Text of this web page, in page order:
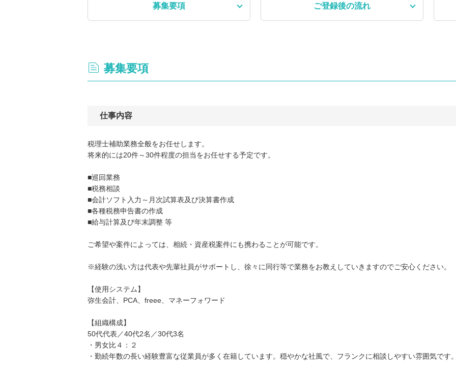
募集要項 ご登録後の流れ
募集要項
仕事内容
税理士補助業務全般をお任せします。
将来的には20件～30件程度の担当をお任せする予定です。
■巡回業務
■税務相談
■会計ソフト入力～月次試算表及び決算書作成
■各種税務申告書の作成
■給与計算及び年末調整 等
ご希望や案件によっては、相続・資産税案件にも携わることが可能です。
※経験の浅い方は代表や先輩社員がサポートし、徐々に同行等で業務をお教えしていきますのでご安心ください。
【使用システム】
弥生会計、PCA、freee、マネーフォワード
【組織構成】
50代代表／40代2名／30代3名
・男女比４：２
・勤続年数の長い経験豊富な従業員が多く在籍しています。穏やかな社風で、フランクに相談しやすい雰囲気です